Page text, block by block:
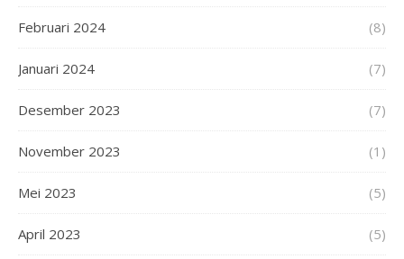
Februari 2024 (8)
Januari 2024 (7)
Desember 2023 (7)
November 2023 (1)
Mei 2023 (5)
April 2023 (5)